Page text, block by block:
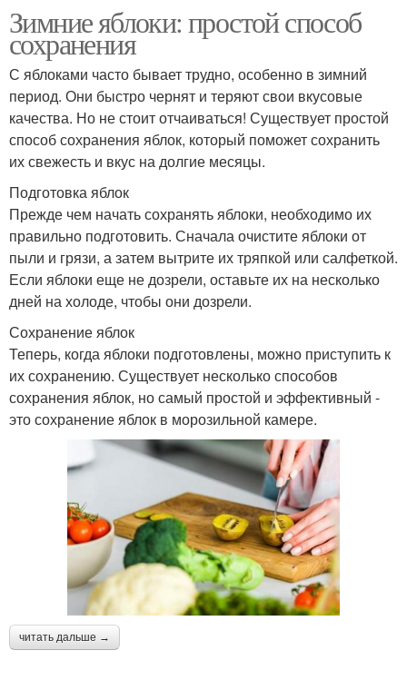
Зимние яблоки: простой способ
сохранения
С яблоками часто бывает трудно, особенно в зимний
период. Они быстро чернят и теряют свои вкусовые
качества. Но не стоит отчаиваться! Существует простой
способ сохранения яблок, который поможет сохранить
их свежесть и вкус на долгие месяцы.
Подготовка яблок
Прежде чем начать сохранять яблоки, необходимо их
правильно подготовить. Сначала очистите яблоки от
пыли и грязи, а затем вытрите их тряпкой или салфеткой.
Если яблоки еще не дозрели, оставьте их на несколько
дней на холоде, чтобы они дозрели.
Сохранение яблок
Теперь, когда яблоки подготовлены, можно приступить к
их сохранению. Существует несколько способов
сохранения яблок, но самый простой и эффективный -
это сохранение яблок в морозильной камере.
читать дальше →